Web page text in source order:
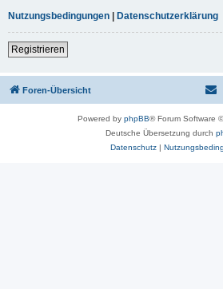
Nutzungsbedingungen | Datenschutzerklärung
Registrieren
Foren-Übersicht
Powered by phpBB® Forum Software
Deutsche Übersetzung durch
Datenschutz|